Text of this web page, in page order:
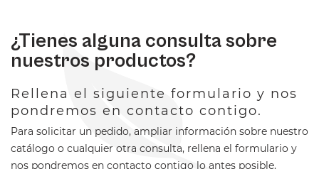
¿Tienes alguna consulta sobre
nuestros productos?
Rellena el siguiente formulario y nos
pondremos en contacto contigo.
Para solicitar un pedido, ampliar información sobre nuestro
catálogo o cualquier otra consulta, rellena el formulario y
nos pondremos en contacto contigo lo antes posible.